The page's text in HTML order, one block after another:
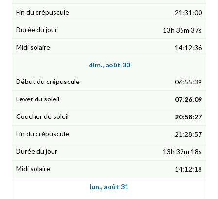
21:31:00
13h 35m 37s
14:12:36
dim., août 30
06:55:39
07:26:09
20:58:27
21:28:57
13h 32m 18s
14:12:18
lun., août 31